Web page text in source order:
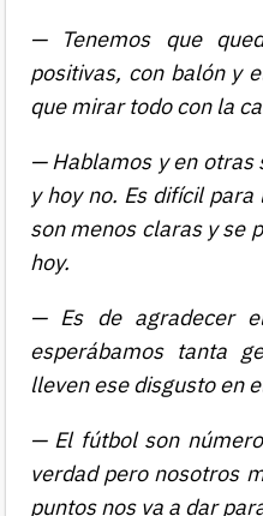
— Tenemos que
positivas, con balón y
que mirar todo con la
— Hablamos y en otras
y hoy no. Es difícil
son menos claras y se
hoy.
— Es de agradecer
esperábamos tanta
lleven ese disgusto en
— El fútbol son
verdad pero nosotros
puntos nos va a dar